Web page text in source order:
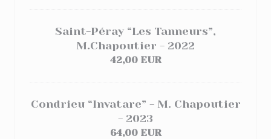
Saint-Péray “Les Tanneurs”,
M.Chapoutier - 2022
42,00 EUR
Condrieu “Invatare” - M. Chapoutier
- 2023
64,00 EUR